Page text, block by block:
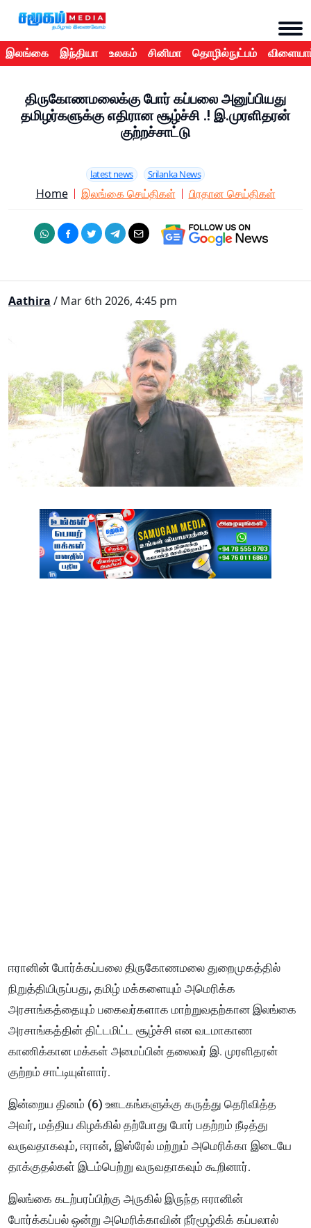
இலங்கை இந்தியா உலகம் சினிமா தொழில்நுட்பம்
திருகோணமலைக்கு போர் கப்பலை அனுப்பியது
தமிழர்களுக்கு எதிரான சூழ்ச்சி .! இ.முரளிதரன்
குற்றச்சாட்டு
latest news Srilanka News
Home இலங்கை செய்திகள் பிரதான செய்திகள்
Aathira / Mar 6th 2026, 4:45 pm
ஈரானின் போர்க்கப்பலை திருகோணமலை துறைமுகத்தில்
நிறுத்தியிருப்பது, தமிழ் மக்களையும் அமெரிக்க
அரசாங்கத்தையும் பகைவர்களாக மாற்றுவதற்கான இலங்கை
அரசாங்கத்தின் திட்டமிட்ட சூழ்ச்சி என வடமாகாண
காணிக்கான மக்கள் அமைப்பின் தலைவர் இ. முரளிதரன்
குற்றம் சாட்டியுள்ளார்.
இன்றைய தினம் (6) ஊடகங்களுக்கு கருத்து தெரிவித்த
அவர், மத்திய கிழக்கில் தற்போது போர் பதற்றம் நீடித்து
வருவதாகவும், ஈரான், இஸ்ரேல் மற்றும் அமெரிக்கா இடையே
தாக்குதல்கள் இடம்பெற்று வருவதாகவும் கூறினார்.
இலங்கை கடற்பரப்பிற்கு அருகில் இருந்த ஈரானின்
போர்க்கப்பல் ஒன்று அமெரிக்காவின் நீர்மூழ்கிக் கப்பலால்